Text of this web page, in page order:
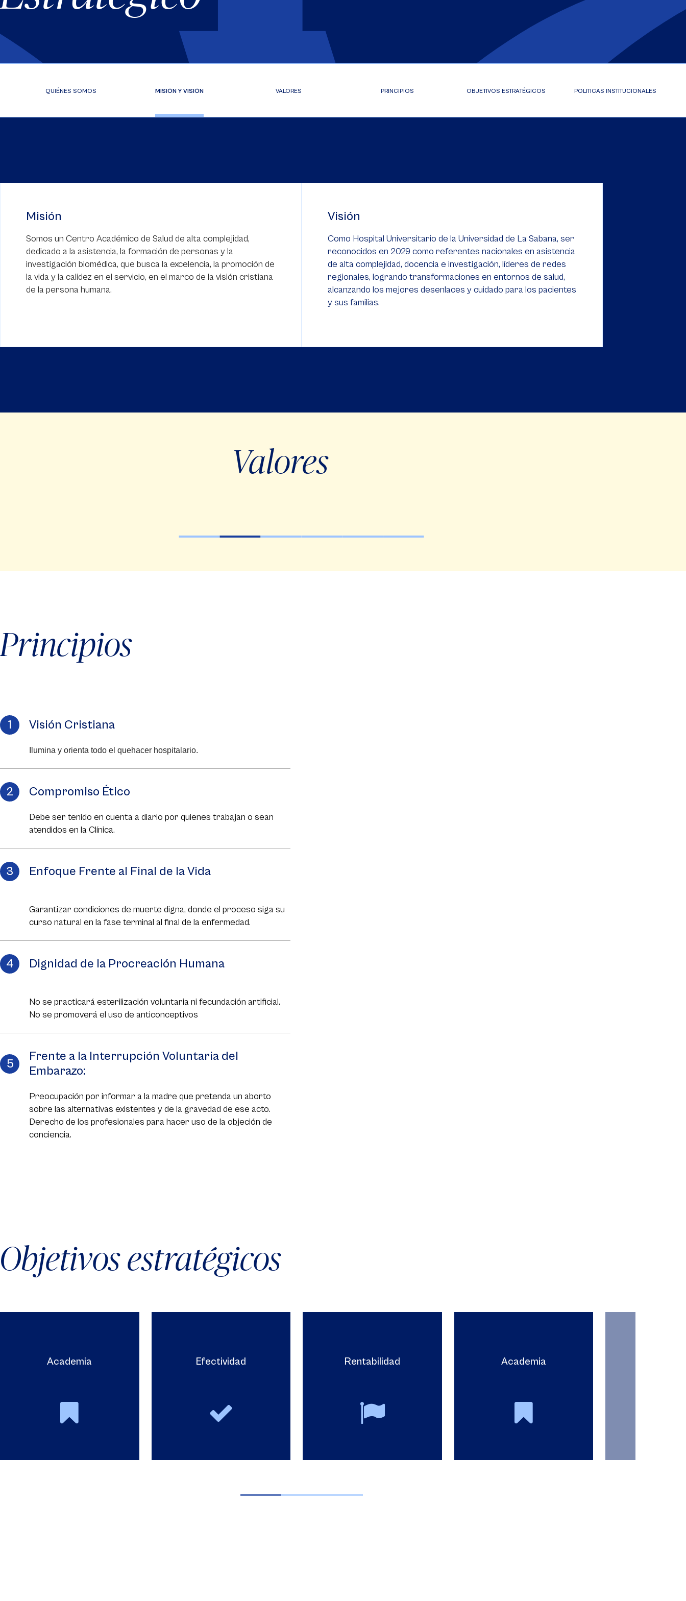
QUIÉNES SOMOS MISIÓN Y VISIÓN VALORES PRINCIPIOS OBJETIVOS ESTRATÉGICOS POLITICAS INSTITUCIONALES
Misión
Somos un Centro Académico de Salud de alta complejidad,
dedicado a la asistencia, la formación de personas y la
investigación biomédica, que busca la excelencia, la promoción de
la vida y la calidez en el servicio, en el marco de la visión cristiana
de la persona humana.
Visión
Como Hospital Universitario de la Universidad de La Sabana, ser
reconocidos en 2029 como referentes nacionales en asistencia
de alta complejidad, docencia e investigación, líderes de redes
regionales, logrando transformaciones en entornos de salud,
alcanzando los mejores desenlaces y cuidado para los pacientes
y sus familias.
Valores
Principios
Visión Cristiana
Ilumina y orienta todo el quehacer hospitalario.
Compromiso Ético
Debe ser tenido en cuenta a diario por quienes trabajan o sean
atendidos en la Clínica.
Enfoque Frente al Final de la Vida
Garantizar condiciones de muerte digna, donde el proceso siga su
curso natural en la fase terminal al final de la enfermedad.
Dignidad de la Procreación Humana
No se practicará esterilización voluntaria ni fecundación artificial.
No se promoverá el uso de anticonceptivos
Frente a la Interrupción Voluntaria del
Embarazo:
Preocupación por informar a la madre que pretenda un aborto
sobre las alternativas existentes y de la gravedad de ese acto.
Derecho de los profesionales para hacer uso de la objeción de
conciencia.
Objetivos estratégicos
Academia Efectividad Rentabilidad Academia